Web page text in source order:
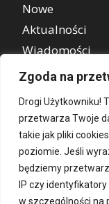
Zgoda na
Drogi Użytkowniku!
przetwarza Twoje
takie jak pliki
poziomie. Jeśli
będziemy
IP czy
w szczególności na
Nowe
Aktualności
Wiadomości
REKLAMA